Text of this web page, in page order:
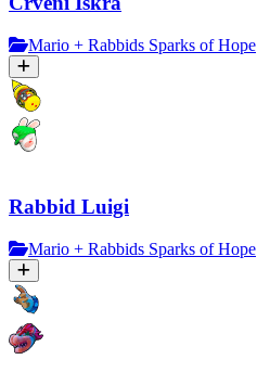
Mario + Rabbids Sparks of Hope
Rabbid Luigi
Mario + Rabbids Sparks of Hope